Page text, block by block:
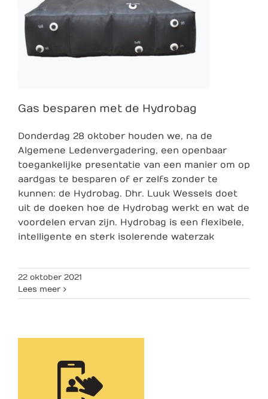
Gas besparen met de Hydrobag
Donderdag 28 oktober houden we, na de
Algemene Ledenvergadering, een openbaar
toegankelijke presentatie van een manier om op
aardgas te besparen of er zelfs zonder te
kunnen: de Hydrobag. Dhr. Luuk Wessels doet
uit de doeken hoe de Hydrobag werkt en wat de
voordelen ervan zijn. Hydrobag is een flexibele,
intelligente en sterk isolerende waterzak
22 oktober 2021
Lees meer